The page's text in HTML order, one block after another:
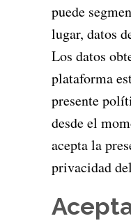
puede
lugar, datos
Los datos
plataforma
presente
desde el
acepta la
privacidad